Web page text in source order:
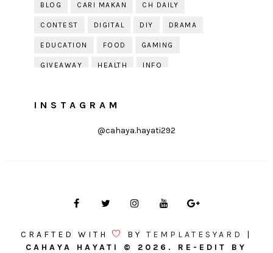
BLOG CARI MAKAN CH DAILY
CONTEST DIGITAL DIY DRAMA
EDUCATION FOOD GAMING
GIVEAWAY HEALTH INFO
KISAH KEHIDUPAN
LELAKI
PRODUCT REVIEW PUDING QOUTE
REVIEW SOLEHAH TIPS
INSTAGRAM
@cahaya.hayati292
CRAFTED WITH BYTEMPLATESYARD
|
CAHAYA HAYATI © 2026. RE-EDIT BY